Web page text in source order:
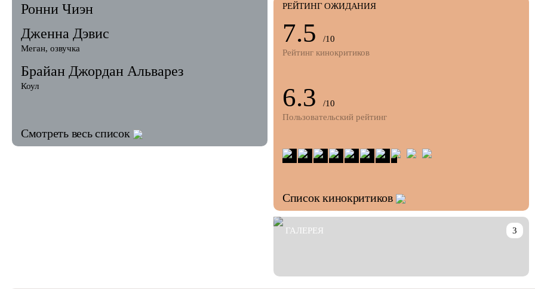
Ронни Чиэн
Дженна Дэвис
Меган, озвучка
Брайан Джордан Альварез
Коул
Смотреть весь список
РЕЙТИНГ ОЖИДАНИЯ
7.5
/10
Рейтинг кинокритиков
6.3
/10
Пользовательский рейтинг
Список кинокритиков
ГАЛЕРЕЯ 3